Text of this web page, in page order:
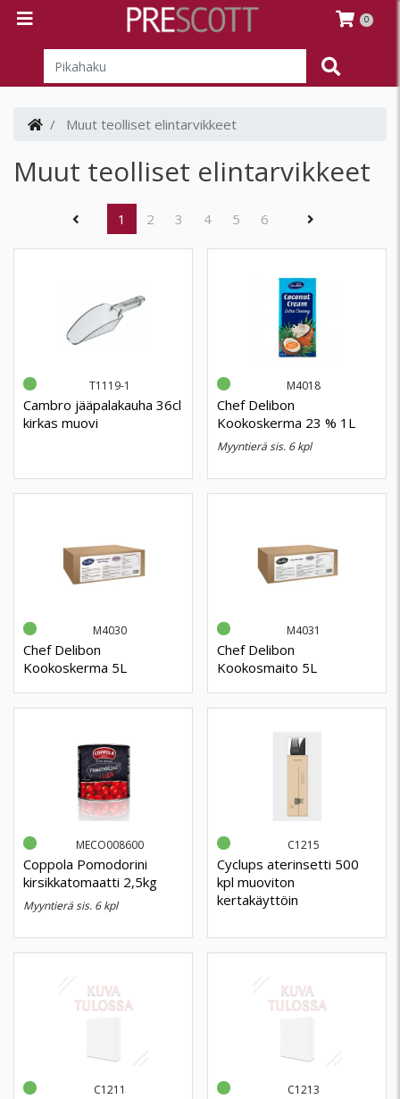
0
Muut teolliset elintarvikkeet
Muut teolliset elintarvikkeet
1 (current)
2 3 4 5 6
T1119-1
Cambro jääpalakauha 36cl
kirkas muovi
M4018
Chef Delibon
Kookoskerma 23 % 1L
myyntierä sis. 6 kpl
M4030
Chef Delibon
Kookoskerma 5L
M4031
Chef Delibon
Kookosmaito 5L
MECO008600
Coppola Pomodorini
kirsikkatomaatti 2,5kg
myyntierä sis. 6 kpl
C1215
Cyclups aterinsetti 500
kpl muoviton
kertakäyttöin
C1211 C1213